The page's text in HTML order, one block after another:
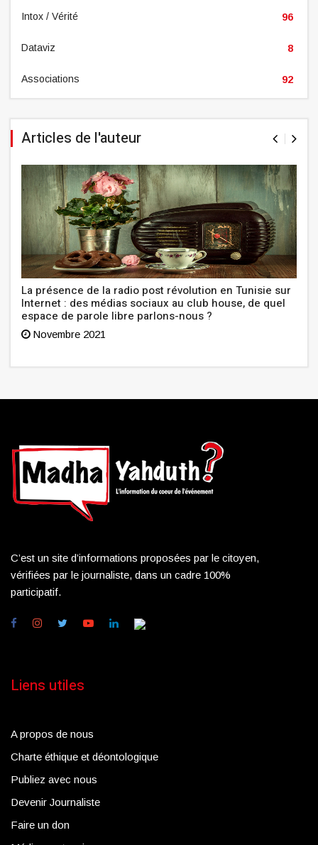
Intox / Vérité 96
Dataviz 8
Associations 92
Articles de l'auteur
La présence de la radio post révolution en Tunisie sur
Internet : des médias sociaux au club house, de quel
espace de parole libre parlons-nous ?
Novembre 2021
C’est un site d’informations proposées par le citoyen,
vérifiées par le journaliste, dans un cadre 100%
participatif.
Liens utiles
A propos de nous
Charte éthique et déontologique
Publiez avec nous
Devenir Journaliste
Faire un don